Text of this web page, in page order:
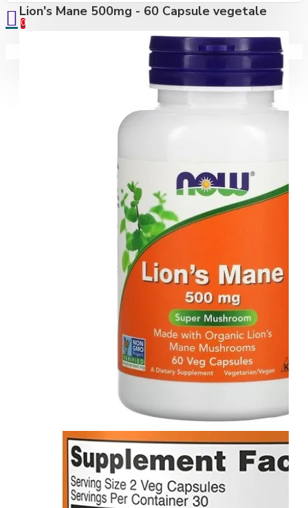
0
Lion's Mane 500mg - 60 Capsule vegetale